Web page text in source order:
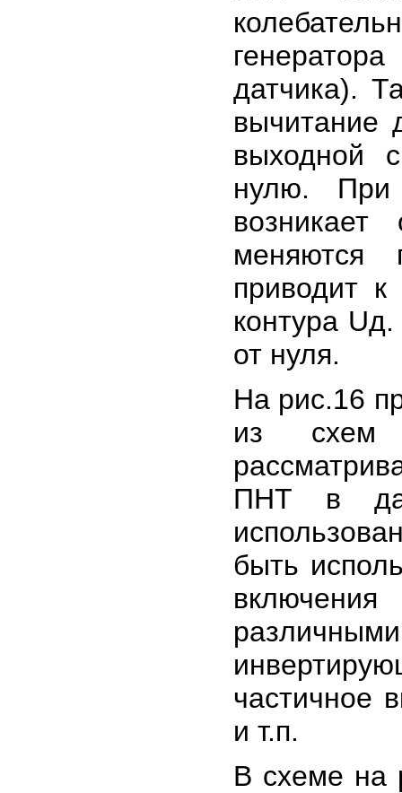
датчика).
вычитание
выходной
нулю. При
меняются
приводит к
контура
от нуля.
На рис.16
из схем
ПНТ в
быть
частичное
и т.п.
В схеме на